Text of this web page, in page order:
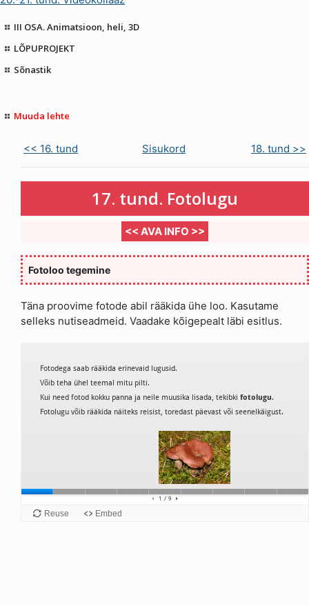
III OSA. Animatsioon, heli, 3D
LÕPUPROJEKT
Sõnastik
Muuda lehte
<< 16. tund Sisukord 18. tund >>
17. tund. Fotolugu
<< AVA INFO >>
Fotoloo tegemine
Täna proovime fotode abil rääkida ühe loo. Kasutame
selleks nutiseadmeid. Vaadake kõigepealt läbi esitlus.